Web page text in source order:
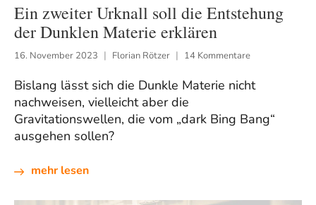
Ein zweiter Urknall soll die Entstehung
der Dunklen Materie erklären
16. November 2023 Florian Rötzer 14 Kommentare
Bislang lässt sich die Dunkle Materie nicht
nachweisen, vielleicht aber die
Gravitationswellen, die vom „dark Bing Bang“
ausgehen sollen?
mehr lesen